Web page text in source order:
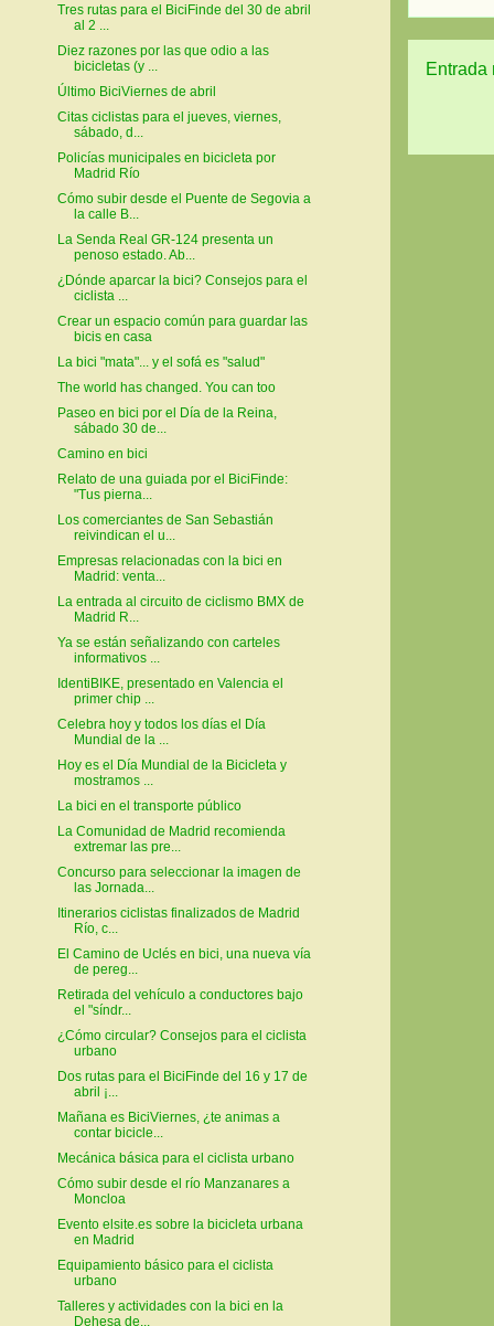
Entrada
Tres rutas para el BiciFinde del 30 de abril
al 2 ...
Diez razones por las que odio a las
bicicletas (y ...
Último BiciViernes de abril
Citas ciclistas para el jueves, viernes,
sábado, d...
Policías municipales en bicicleta por
Madrid Río
Cómo subir desde el Puente de Segovia a
la calle B...
La Senda Real GR-124 presenta un
penoso estado. Ab...
¿Dónde aparcar la bici? Consejos para el
ciclista ...
Crear un espacio común para guardar las
bicis en casa
La bici "mata"... y el sofá es "salud"
The world has changed. You can too
Paseo en bici por el Día de la Reina,
sábado 30 de...
Camino en bici
Relato de una guiada por el BiciFinde:
"Tus pierna...
Los comerciantes de San Sebastián
reivindican el u...
Empresas relacionadas con la bici en
Madrid: venta...
La entrada al circuito de ciclismo BMX de
Madrid R...
Ya se están señalizando con carteles
informativos ...
IdentiBIKE, presentado en Valencia el
primer chip ...
Celebra hoy y todos los días el Día
Mundial de la ...
Hoy es el Día Mundial de la Bicicleta y
mostramos ...
La bici en el transporte público
La Comunidad de Madrid recomienda
extremar las pre...
Concurso para seleccionar la imagen de
las Jornada...
Itinerarios ciclistas finalizados de Madrid
Río, c...
El Camino de Uclés en bici, una nueva vía
de pereg...
Retirada del vehículo a conductores bajo
el "síndr...
¿Cómo circular? Consejos para el ciclista
urbano
Dos rutas para el BiciFinde del 16 y 17 de
abril ¡...
Mañana es BiciViernes, ¿te animas a
contar bicicle...
Mecánica básica para el ciclista urbano
Cómo subir desde el río Manzanares a
Moncloa
Evento elsite.es sobre la bicicleta urbana
en Madrid
Equipamiento básico para el ciclista
urbano
Talleres y actividades con la bici en la
Dehesa de...